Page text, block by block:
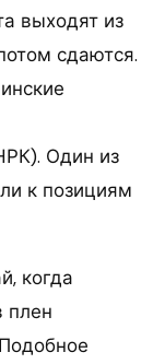
выходят из
сдаются.
Один из
к позициям
когда
плен